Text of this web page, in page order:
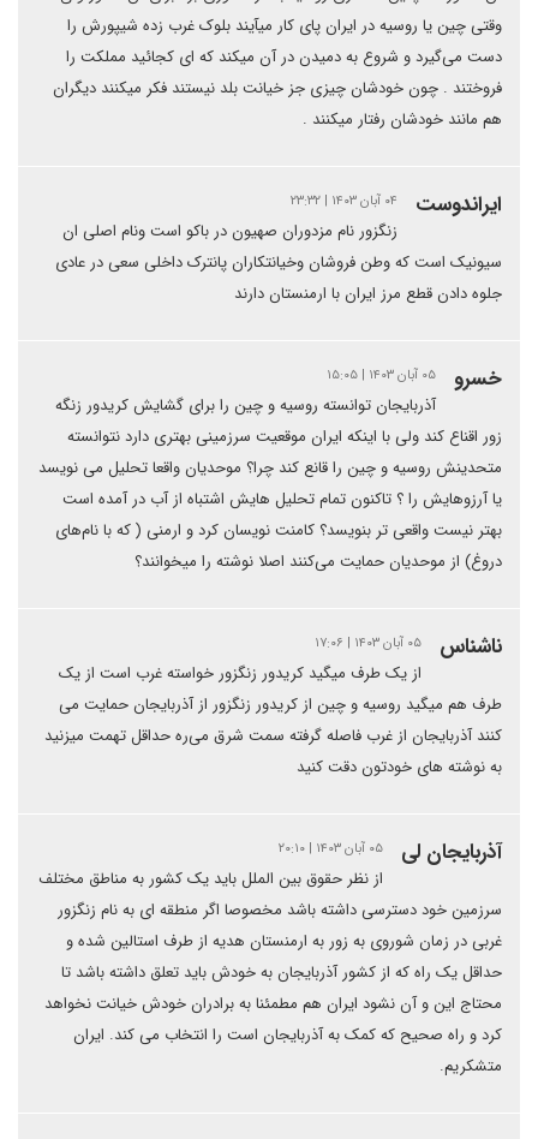
وقتی چین یا روسیه در ایران پای کار میآیند بلوک غرب زده شیپورش را
دست می‌گیرد و شروع به دمیدن در آن میکند که ای کجائید مملکت را
فروختند . چون خودشان چیزی جز خیانت بلد نیستند فکر میکنند دیگران
هم مانند خودشان رفتار میکنند .
ایراندوست ۰۴ آبان ۱۴۰۳ | ۲۳:۳۲
زنگزور نام مزدوران صهیون در باکو است ونام اصلی ان
سیونیک است که وطن فروشان وخیانتکاران پانترک داخلی سعی در عادی
جلوه دادن قطع مرز ایران با ارمنستان دارند
خسرو ۰۵ آبان ۱۴۰۳ | ۱۵:۰۵
آذربایجان توانسته روسیه و چین را برای گشایش کریدور زنگه
زور اقناع کند ولی با اینکه ایران موقعیت سرزمینی بهتری دارد نتوانسته
متحدینش روسیه و چین را قانع کند چرا؟ موحدیان واقعا تحلیل می نویسد
یا آرزوهایش را ؟ تاکنون تمام تحلیل هایش اشتباه از آب در آمده است
بهتر نیست واقعی تر بنویسد؟ کامنت نویسان کرد و ارمنی ( که با نام‌های
دروغ) از موحدیان حمایت می‌کنند اصلا نوشته را میخوانند؟
ناشناس ۰۵ آبان ۱۴۰۳ | ۱۷:۰۶
از یک طرف میگید کریدور زنگزور خواسته غرب است از یک
طرف هم میگید روسیه و چین از کریدور زنگزور از آذربایجان حمایت می
کنند آذربایجان از غرب فاصله گرفته سمت شرق می‌ره حداقل تهمت میزنید
به نوشته های خودتون دقت کنید
آذربایجان لی ۰۵ آبان ۱۴۰۳ | ۲۰:۱۰
از نظر حقوق بین الملل باید یک کشور به مناطق مختلف
سرزمین خود دسترسی داشته باشد مخصوصا اگر منطقه ای به نام زنگزور
غربی در زمان شوروی به زور به ارمنستان هدیه از طرف استالین شده و
حداقل یک راه که از کشور آذربایجان به خودش باید تعلق داشته باشد تا
محتاج این و آن نشود ایران هم مطمئنا به برادران خودش خیانت نخواهد
کرد و راه صحیح که کمک به آذربایجان است را انتخاب می کند. ایران
متشکریم.